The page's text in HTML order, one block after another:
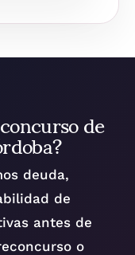
de
deuda,
de
antes de
o